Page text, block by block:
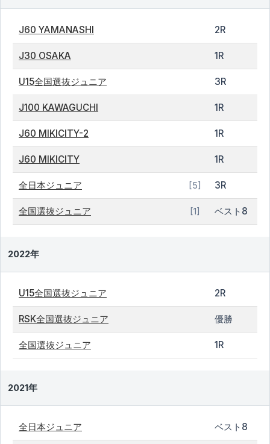
J60 YAMANASHI 2R
J30 OSAKA 1R
U15全国選抜ジュニア 3R
J100 KAWAGUCHI 1R
J60 MIKICITY-2 1R
J60 MIKICITY 1R
全日本ジュニア [5] 3R
全国選抜ジュニア [1] ベスト8
2022年
U15全国選抜ジュニア 2R
RSK全国選抜ジュニア 優勝
全国選抜ジュニア 1R
2021年
全日本ジュニア ベスト8